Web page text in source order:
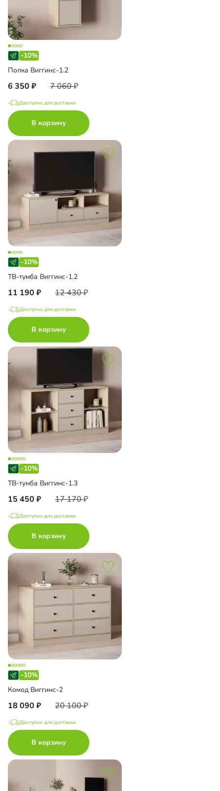
-10%
Полка Виггинс-1.2
6 350 7 060
Доступно для доставки
В корзину
-10%
ТВ-тумба Виггинс-1.2
11 190 12 430
Доступно для доставки
В корзину
-10%
ТВ-тумба Виггинс-1.3
15 450 17 170
Доступно для доставки
В корзину
-10%
Комод Виггинс-2
18 090 20 100
Доступно для доставки
В корзину